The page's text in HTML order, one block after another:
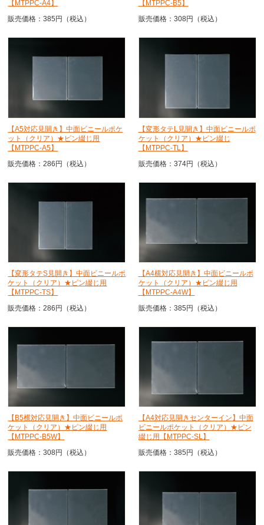
【MTPPC-A4】
販売価格：385円（税込）
【MTPPC-B5】
販売価格：308円（税込）
【A5対応見開き】中面ビニールポケ
ット（クリア）★ピン綴じ用
【MTPPC-A5】
販売価格：286円（税込）
【変形タテL見開き】中面ビニールポ
ケット（クリア）★ピン綴じ
【MTPPC-TL】
販売価格：374円（税込）
【変形タテS見開き】中面ビニールポ
ケット（クリア）★ピン綴じ用
【MTPPC-TS】
販売価格：286円（税込）
【A4横対応見開き】中面ビニールポ
ケット（クリア）★ピン綴じ用
【MTPPC-A4W】
販売価格：385円（税込）
【B5横対応見開き】中面ビニールポ
ケット（クリア）★ピン綴じ用
【MTPPC-B5W】
販売価格：308円（税込）
【A4対応見開きセンターイン】中面
ビニールポケット（クリア）★ピン
綴じ用【MTPPC-SL】
販売価格：385円（税込）